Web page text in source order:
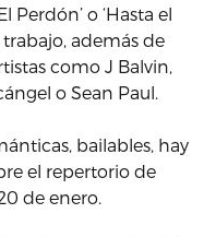
Perdón’ o ‘Hasta el
trabajo, además de
como J Balvin,
o Sean Paul.
bailables, hay
el repertorio de
de enero.